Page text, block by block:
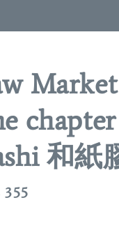
和紙